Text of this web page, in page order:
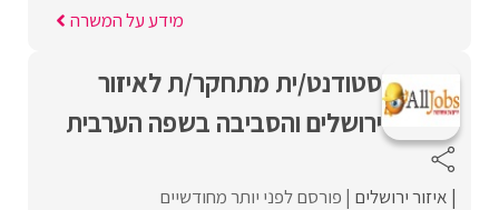
מידע על המשרה
סטודנט/ית מתחקר/ת לאיזור
ירושלים והסביבה בשפה הערבית
איזור ירושלים פורסם לפני יותר מחודשיים